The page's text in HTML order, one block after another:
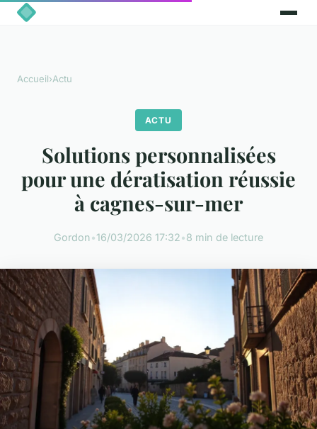
Accueil›Actu
ACTU
Solutions personnalisées
pour une dératisation réussie
à cagnes-sur-mer
Gordon•16/03/2026 17:32•8 min de lecture